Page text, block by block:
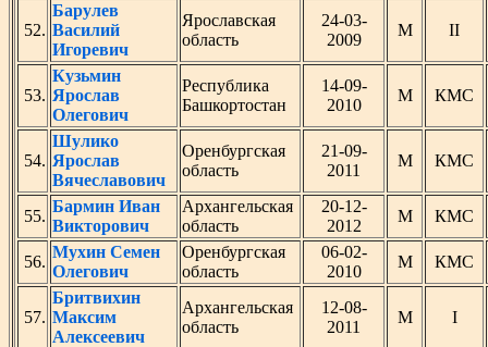
52.
Барулев
Василий
Игоревич
Ярославская
область
24-03-
2009
М II
53.
Кузьмин
Ярослав
Олегович
Республика
Башкортостан
14-09-
2010
М КМС
54.
Шулико
Ярослав
Вячеславович
Оренбургская
область
21-09-
2011
М КМС
55.
Бармин Иван
Викторович
Архангельская
область
20-12-
2012
М КМС
56.
Мухин Семен
Олегович
Оренбургская
область
06-02-
2010
М КМС
57.
Бритвихин
Максим
Алексеевич
Архангельская
область
12-08-
2011
М I